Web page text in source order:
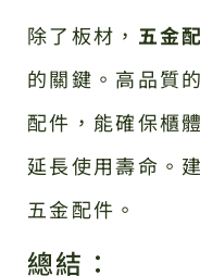
除了板材， 五金
的關鍵。高品質的
配件，能確保櫃
延長使用壽命。
五金配件。
總結：